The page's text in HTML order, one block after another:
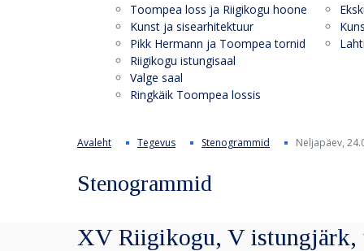
Toompea loss ja Riigikogu hoone
Kunst ja sisearhitektuur
Pikk Hermann ja Toompea tornid
Riigikogu istungisaal
Valge saal
Ringkäik Toompea lossis
Avaleht Tegevus Stenogrammid Neljapäev,
Stenogrammid
XV Riigikogu, V istungjärk,